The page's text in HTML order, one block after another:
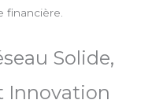
financière.
Solide,
Innovation